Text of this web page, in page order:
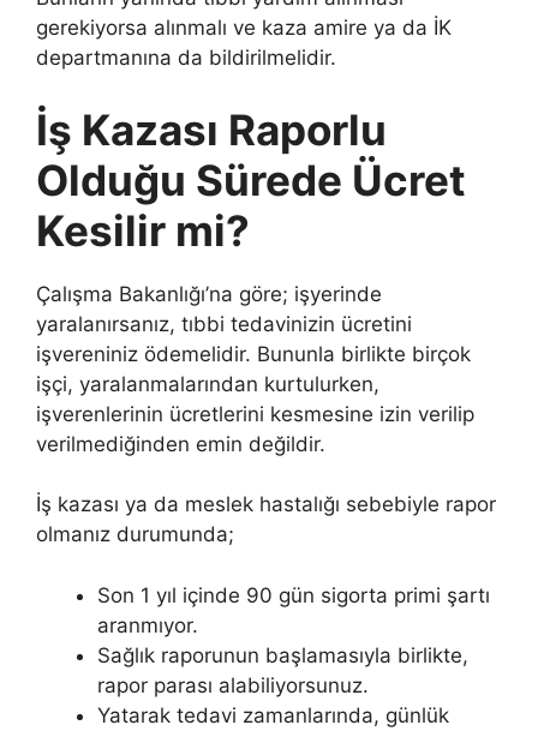
gerekiyorsa alınmalı ve kaza amire ya da İK
departmanına da bildirilmelidir.
İş Kazası Raporlu
Olduğu Sürede Ücret
Kesilir mi?
Çalışma Bakanlığı’na göre; işyerinde
yaralanırsanız, tıbbi tedavinizin ücretini
işvereniniz ödemelidir. Bununla birlikte birçok
işçi, yaralanmalarından kurtulurken,
işverenlerinin ücretlerini kesmesine izin verilip
verilmediğinden emin değildir.
İş kazası ya da meslek hastalığı sebebiyle rapor
olmanız durumunda;
Son 1 yıl içinde 90 gün sigorta primi şartı
aranmıyor.
Sağlık raporunun başlamasıyla birlikte,
rapor parası alabiliyorsunuz.
Yatarak tedavi zamanlarında, günlük